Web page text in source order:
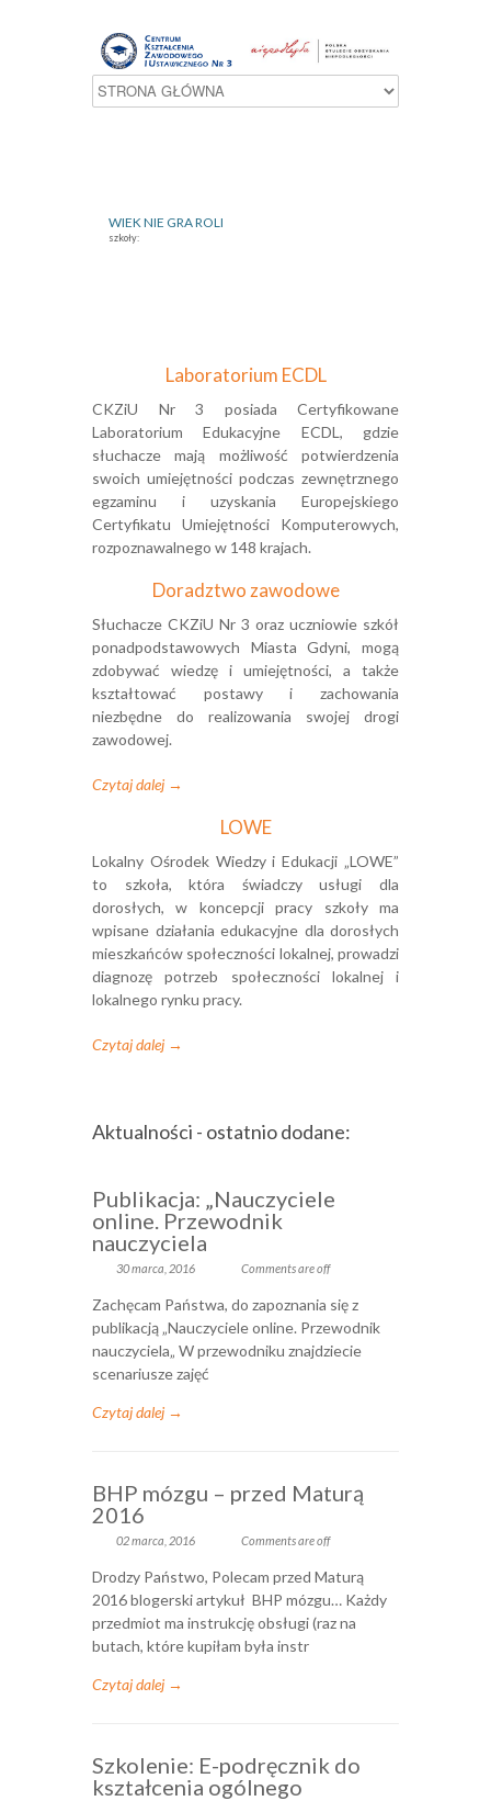
WIEK NIE GRA ROLI
szkoły:
Laboratorium ECDL
CKZiU Nr 3 posiada Certyfikowane
Laboratorium Edukacyjne ECDL, gdzie
słuchacze mają możliwość potwierdzenia
swoich umiejętności podczas zewnętrznego
egzaminu i uzyskania Europejskiego
Certyfikatu Umiejętności Komputerowych,
rozpoznawalnego w 148 krajach.
Doradztwo zawodowe
Słuchacze CKZiU Nr 3 oraz uczniowie szkół
ponadpodstawowych Miasta Gdyni, mogą
zdobywać wiedzę i umiejętności, a także
kształtować postawy i zachowania
niezbędne do realizowania swojej drogi
zawodowej.
Czytaj dalej →
LOWE
Lokalny Ośrodek Wiedzy i Edukacji „LOWE”
to szkoła, która świadczy usługi dla
dorosłych, w koncepcji pracy szkoły ma
wpisane działania edukacyjne dla dorosłych
mieszkańców społeczności lokalnej, prowadzi
diagnozę potrzeb społeczności lokalnej i
lokalnego rynku pracy.
Czytaj dalej →
Aktualności - ostatnio dodane:
Publikacja: „Nauczyciele
online. Przewodnik
nauczyciela
30 marca, 2016 Comments are off
Zachęcam Państwa, do zapoznania się z
publikacją „Nauczyciele online. Przewodnik
nauczyciela„ W przewodniku znajdziecie
scenariusze zajęć
Czytaj dalej →
BHP mózgu – przed Maturą
2016
02 marca, 2016 Comments are off
Drodzy Państwo, Polecam przed Maturą
2016 blogerski artykuł BHP mózgu… Każdy
przedmiot ma instrukcję obsługi (raz na
butach, które kupiłam była instr
Czytaj dalej →
Szkolenie: E-podręcznik do
kształcenia ogólnego